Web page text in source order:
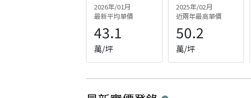
2026年/01月
最新平均單價
43.1
萬/坪
2025年/02月
近兩年最高單價
50.2
萬/坪